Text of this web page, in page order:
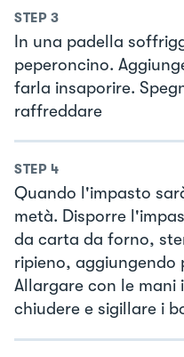
STEP 3
In una padella
peperoncino.
farla insaporire.
raffreddare
STEP 4
Quando l'impasto
metà. Disporre
da carta da forno,
ripieno, aggiungendo
Allargare con le
chiudere e sigillare i